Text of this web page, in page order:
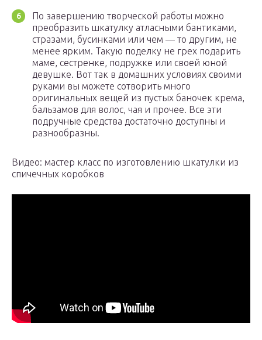
По завершению творческой работы можно
преобразить шкатулку атласными бантиками,
стразами, бусинками или чем — то другим, не
менее ярким. Такую поделку не грех подарить
маме, сестренке, подружке или своей юной
девушке. Вот так в домашних условиях своими
руками вы можете сотворить много
оригинальных вещей из пустых баночек крема,
бальзамов для волос, чая и прочее. Все эти
подручные средства достаточно доступны и
разнообразны.
Видео: мастер класс по изготовлению шкатулки из
спичечных коробков